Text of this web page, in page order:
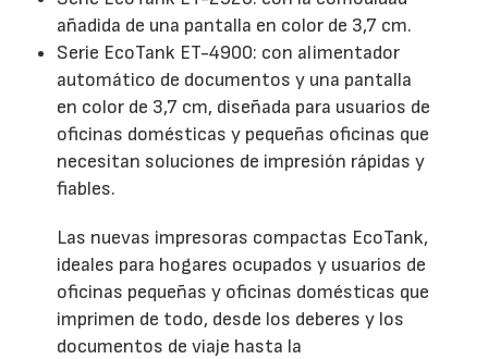
añadida de una pantalla en color de 3,7 cm.
Serie EcoTank ET-4900: con alimentador
automático de documentos y una pantalla
en color de 3,7 cm, diseñada para usuarios de
oficinas domésticas y pequeñas oficinas que
necesitan soluciones de impresión rápidas y
fiables.
Las nuevas impresoras compactas EcoTank,
ideales para hogares ocupados y usuarios de
oficinas pequeñas y oficinas domésticas que
imprimen de todo, desde los deberes y los
documentos de viaje hasta la